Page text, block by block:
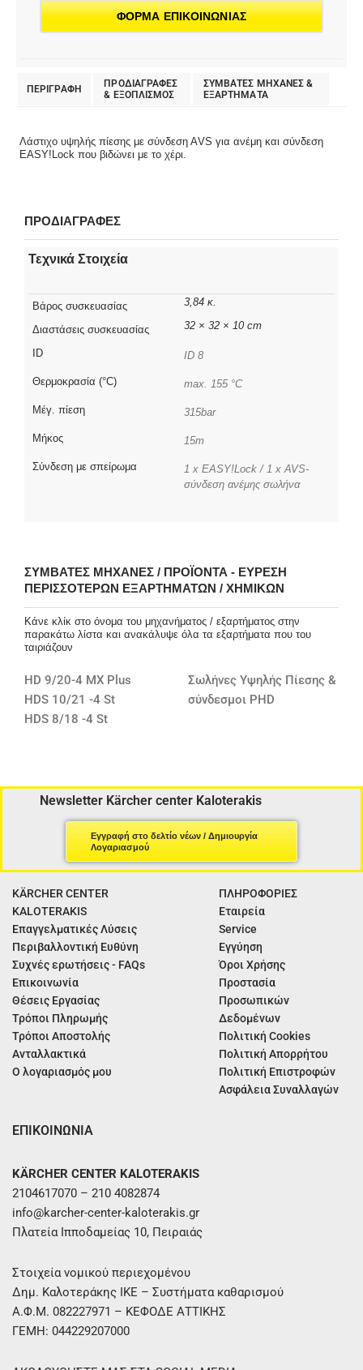
ΦΟΡΜΑ ΕΠΙΚΟΙΝΩΝΙΑΣ
ΠΕΡΙΓΡΑΦΗ
ΠΡΟΔΙΑΓΡΑΦΕΣ
& EΞΟΠΛΙΣΜΟΣ
ΣΥΜΒΑΤΕΣ ΜΗΧΑΝΕΣ &
ΕΞΑΡΤΗΜΑΤΑ
Λάστιχο υψηλής πίεσης με σύνδεση ΑVS για ανέμη και σύνδεση
EASY!Lock που βιδώνει με το χέρι.
ΠΡΟΔΙΑΓΡΑΦΕΣ
Τεχνικά Στοιχεία
Βάρος συσκευασίας 3,84 κ.
Διαστάσεις συσκευασίας 32 × 32 × 10 cm
ID ID 8
Θερμοκρασία (°C) max. 155 °C
Μέγ. πίεση 315bar
Μήκος 15m
Σύνδεση με σπείρωμα
1 x EASY!Lock / 1 x AVS-
σύνδεση ανέμης σωλήνα
ΣΥΜΒΑΤΈΣ ΜΗΧΑΝΈΣ / ΠΡΟΪΌΝΤΑ - ΕΎΡΕΣΗ
ΠΕΡΙΣΣΌΤΕΡΩΝ ΕΞΑΡΤΗΜΆΤΩΝ / ΧΗΜΙΚΏΝ
Κάνε κλίκ στο όνομα του μηχανήματος / εξαρτήματος στην
παρακάτω λίστα και ανακάλυψε όλα τα εξαρτήματα που του
ταιριάζουν
HD 9/20-4 MX Plus
HDS 10/21 -4 St
HDS 8/18 -4 St
Σωλήνες Υψηλής Πίεσης &
σύνδεσμοι PHD
Newsletter Kärcher center Kaloterakis
Εγγραφή στο δελτίο νέων / Δημιουργία
Λογαριασμού
KÄRCHER CENTER
KALOTERAKIS
Επαγγελματικές Λύσεις
Περιβαλλοντική Ευθύνη
Συχνές ερωτήσεις - FAQs
Επικοινωνία
Θέσεις Εργασίας
Τρόποι Πληρωμής
Τρόποι Αποστολής
Ανταλλακτικά
Ο λογαριασμός μου
ΠΛΗΡΟΦΟΡΙΕΣ
Εταιρεία
Service
Εγγύηση
Όροι Χρήσης
Προστασία
Προσωπικών
Δεδομένων
Πολιτική Cookies
Πολιτική Απορρήτου
Πολιτική Επιστροφών
Ασφάλεια Συναλλαγών
ΕΠΙΚΟΙΝΩΝΙΑ
KÄRCHER CENTER KALOTERAKIS
2104617070 – 210 4082874
info@karcher-center-kaloterakis.gr
Πλατεία Ιπποδαμείας 10, Πειραιάς
Στοιχεία νομικού περιεχομένου
Δημ. Καλοτεράκης ΙΚΕ – Συστήματα καθαρισμού
Α.Φ.Μ. 082227971 – ΚΕΦΟΔΕ ΑΤΤΙΚΗΣ
ΓΕΜΗ: 044229207000